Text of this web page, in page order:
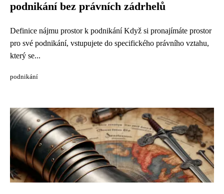
podnikání bez právních zádrhelů
Definice nájmu prostor k podnikání Když si pronajímáte prostor
pro své podnikání, vstupujete do specifického právního vztahu,
který se...
podnikání